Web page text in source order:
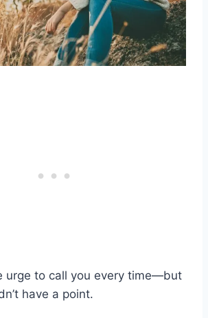
urge to call you every time—but
have a point.